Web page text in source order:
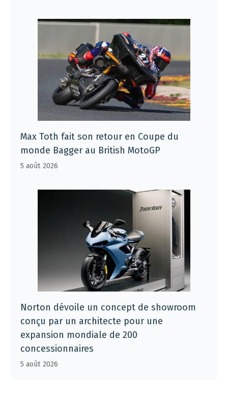
Max Toth fait son retour en Coupe du
monde Bagger au British MotoGP
5 août 2026
Norton dévoile un concept de showroom
conçu par un architecte pour une
expansion mondiale de 200
concessionnaires
5 août 2026